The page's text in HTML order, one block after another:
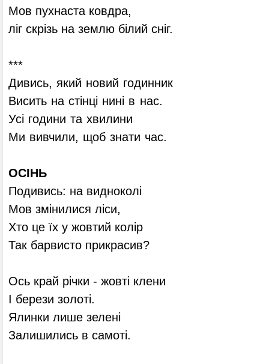
Мов пухнаста ковдра,
ліг скрізь на землю білий сніг.
***
Дивись, який новий годинник
Висить на стінці нині в нас.
Усі години та хвилини
Ми вивчили, щоб знати час.
ОСІНЬ
Подивись: на видноколі
Мов змінилися ліси,
Хто це їх у жовтий колір
Так барвисто прикрасив?
Ось край річки - жовті клени
І берези золоті.
Ялинки лише зелені
Залишились в самоті.